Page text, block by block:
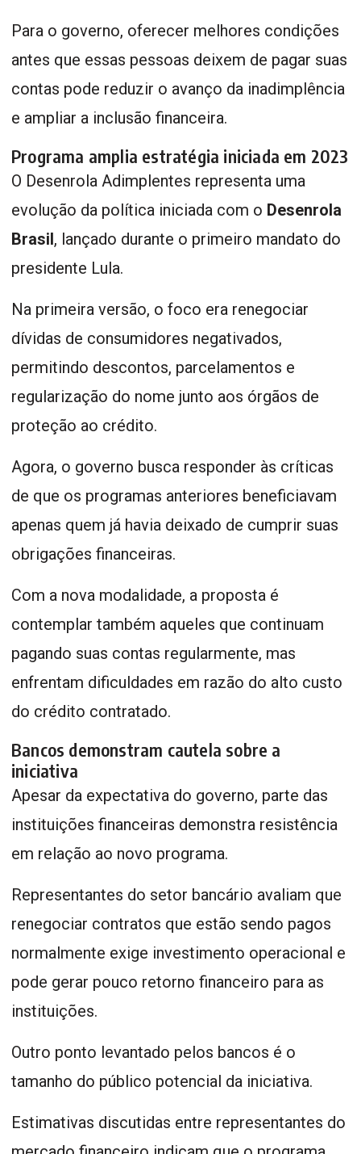
Para o governo, oferecer melhores condições
antes que essas pessoas deixem de pagar suas
contas pode reduzir o avanço da inadimplência
e ampliar a inclusão financeira.
Programa amplia estratégia iniciada em 2023
O Desenrola Adimplentes representa uma
evolução da política iniciada com o Desenrola
Brasil, lançado durante o primeiro mandato do
presidente Lula.
Na primeira versão, o foco era renegociar
dívidas de consumidores negativados,
permitindo descontos, parcelamentos e
regularização do nome junto aos órgãos de
proteção ao crédito.
Agora, o governo busca responder às críticas
de que os programas anteriores beneficiavam
apenas quem já havia deixado de cumprir suas
obrigações financeiras.
Com a nova modalidade, a proposta é
contemplar também aqueles que continuam
pagando suas contas regularmente, mas
enfrentam dificuldades em razão do alto custo
do crédito contratado.
Bancos demonstram cautela sobre a
iniciativa
Apesar da expectativa do governo, parte das
instituições financeiras demonstra resistência
em relação ao novo programa.
Representantes do setor bancário avaliam que
renegociar contratos que estão sendo pagos
normalmente exige investimento operacional e
pode gerar pouco retorno financeiro para as
instituições.
Outro ponto levantado pelos bancos é o
tamanho do público potencial da iniciativa.
Estimativas discutidas entre representantes do